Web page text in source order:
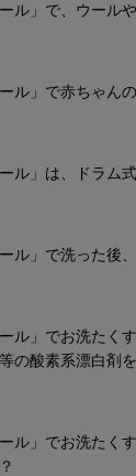
ル」で、ウール
ル」で赤ちゃん
ル」は、ドラム
ル」で洗った後
ル」でお洗たく
の酸素系漂白剤
ル」でお洗たく